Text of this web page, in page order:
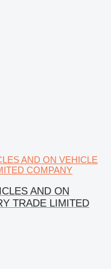
AND ON
TRADE LIMITED